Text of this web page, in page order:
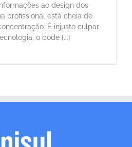
ao design dos
profissional está cheia de
É injusto culpar
o bode [...]